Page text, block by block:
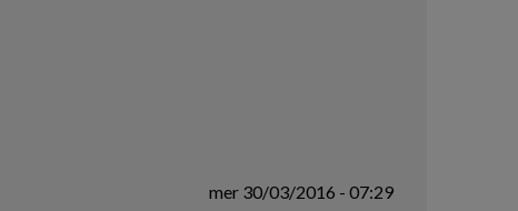
mer 30/03/2016 - 07:29